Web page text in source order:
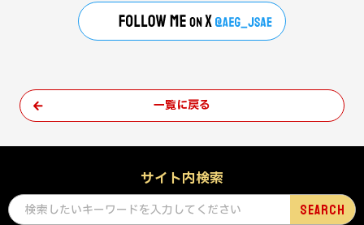
一覧に戻る
サイト内検索